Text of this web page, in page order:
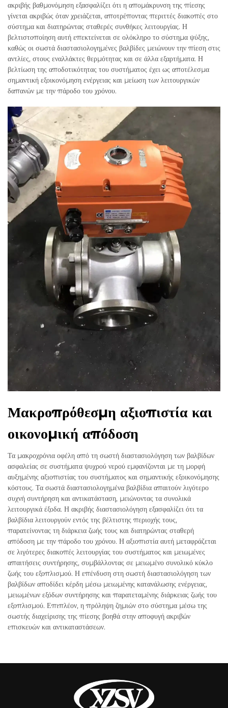
ακριβής βαθμονόμηση εξασφαλίζει ότι η απομάκρυνση της πίεσης
γίνεται ακριβώς όταν χρειάζεται, αποτρέποντας περιττές διακοπές στο
σύστημα και διατηρώντας σταθερές συνθήκες λειτουργίας. Η
βελτιστοποίηση αυτή επεκτείνεται σε ολόκληρο το σύστημα ψύξης,
καθώς οι σωστά διαστασιολογημένες βαλβίδες μειώνουν την πίεση στις
αντλίες, στους εναλλάκτες θερμότητας και σε άλλα εξαρτήματα. Η
βελτίωση της αποδοτικότητας του συστήματος έχει ως αποτέλεσμα
σημαντική εξοικονόμηση ενέργειας και μείωση των λειτουργικών
δαπανών με την πάροδο του χρόνου.
Μακροπρόθεσμη αξιοπιστία και
οικονομική απόδοση
Τα μακροχρόνια οφέλη από τη σωστή διαστασιολόγηση των βαλβίδων
ασφαλείας σε συστήματα ψυχρού νερού εμφανίζονται με τη μορφή
αυξημένης αξιοπιστίας του συστήματος και σημαντικής εξοικονόμησης
κόστους. Τα σωστά διαστασιολογημένα βαλβίδια απαιτούν λιγότερο
συχνή συντήρηση και αντικατάσταση, μειώνοντας τα συνολικά
λειτουργικά έξοδα. Η ακριβής διαστασιολόγηση εξασφαλίζει ότι τα
βαλβίδια λειτουργούν εντός της βέλτιστης περιοχής τους,
παρατείνοντας τη διάρκεια ζωής τους και διατηρώντας σταθερή
απόδοση με την πάροδο του χρόνου. Η αξιοπιστία αυτή μεταφράζεται
σε λιγότερες διακοπές λειτουργίας του συστήματος και μειωμένες
απαιτήσεις συντήρησης, συμβάλλοντας σε μειωμένο συνολικό κύκλο
ζωής του εξοπλισμού. Η επένδυση στη σωστή διαστασιολόγηση των
βαλβίδων αποδίδει κέρδη μέσω μειωμένης κατανάλωσης ενέργειας,
μειωμένων εξόδων συντήρησης και παρατεταμένης διάρκειας ζωής του
εξοπλισμού. Επιπλέον, η πρόληψη ζημιών στο σύστημα μέσω της
σωστής διαχείρισης της πίεσης βοηθά στην αποφυγή ακριβών
επισκευών και αντικαταστάσεων.